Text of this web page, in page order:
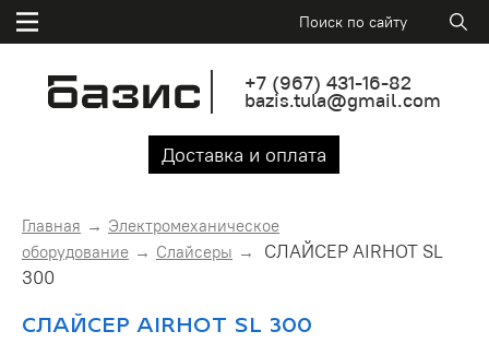
+7 (967) 431-16-82
bazis.tula@gmail.com
Доставка и оплата
Главная
Электромеханическое
оборудование
Слайсеры
СЛАЙСЕР AIRHOT SL
300
СЛАЙСЕР AIRHOT SL 300